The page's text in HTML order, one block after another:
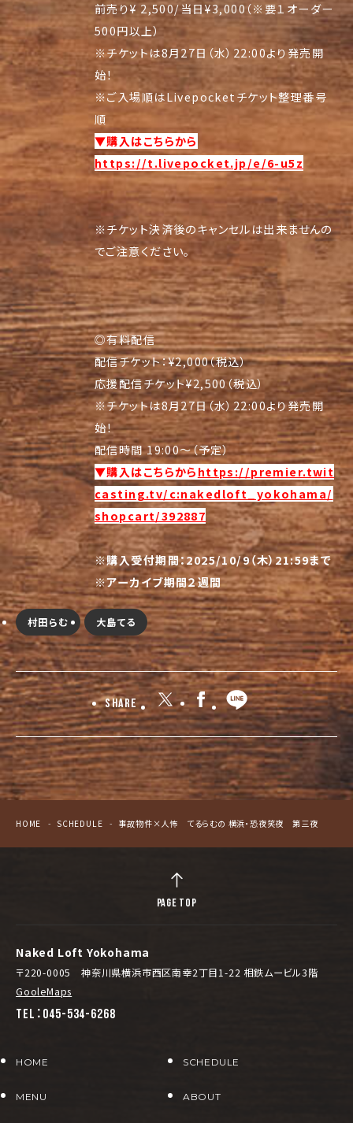
前売り¥ 2,500/当日¥3,000（※要１オーダー
500円以上）
※チケットは8月27日（水）22:00より発売開
始！
※ご入場順はLivepocketチケット整理番号
順
▼購入はこちらから
https://t.livepocket.jp/e/6-u5z
※チケット決済後のキャンセルは出来ませんの
でご注意ください。
◎有料配信
配信チケット：¥2,000（税込）
応援配信チケット¥2,500（税込）
※チケットは8月27日（水）22:00より発売開
始！
配信時間 19:00～（予定）
▼購入はこちらから https://premier.twit
casting.tv/c:nakedloft_yokohama/
shopcart/392887
※購入受付期間：2025/10/9（木）21:59まで
※アーカイブ期間２週間
村田らむ 大島てる
Share
HOME SCHEDULE 事故物件×人怖 てるらむの 横浜・恐夜笑夜 第三夜
Naked Loft Yokohama
〒220-0005 神奈川県横浜市西区南幸2丁目1-22 相鉄ムービル3階
GooleMaps
TEL：045-534-6268
HOME SCHEDULE
MENU ABOUT
PAGE TOP